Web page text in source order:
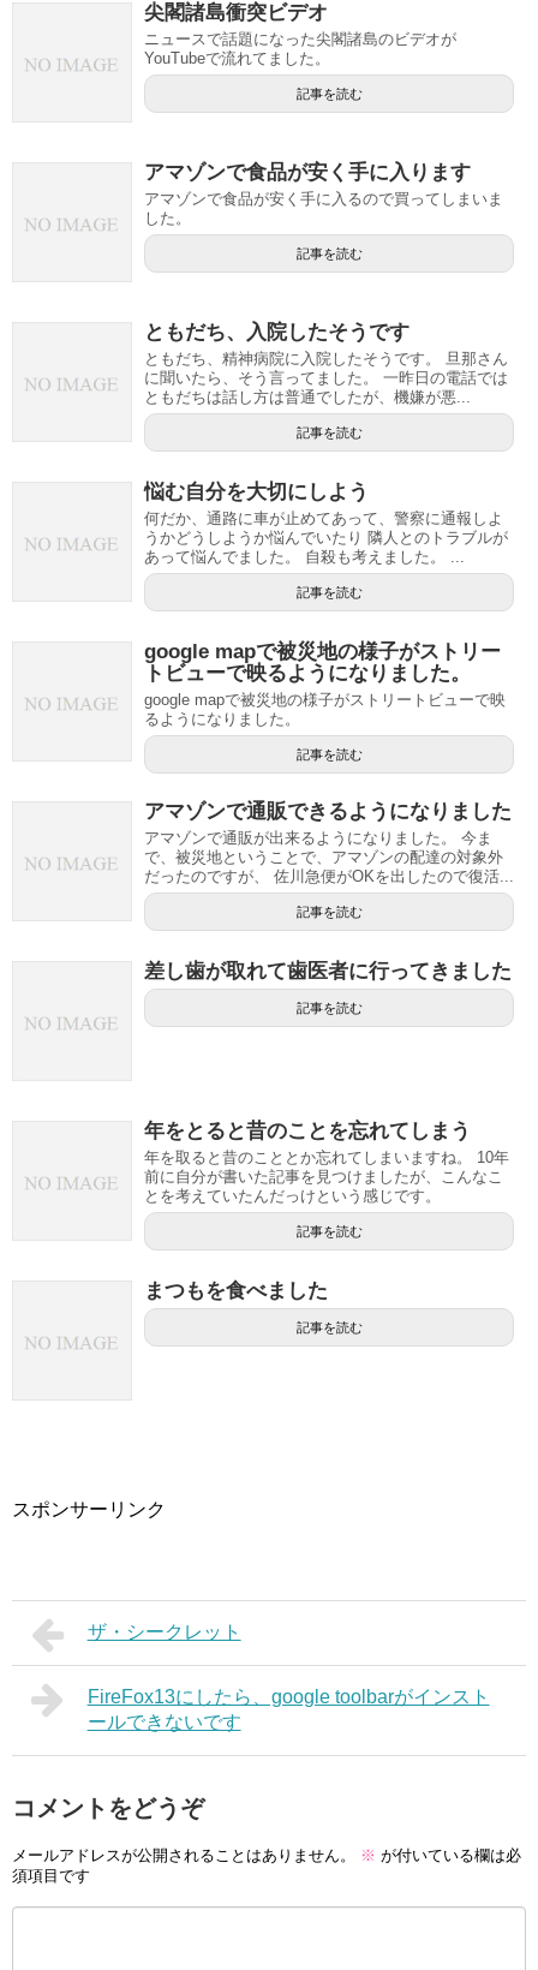
尖閣諸島衝突ビデオ
ニュースで話題になった尖閣諸島のビデオが
YouTubeで流れてました。
記事を読む
アマゾンで食品が安く手に入ります
アマゾンで食品が安く手に入るので買ってしまいま
した。
記事を読む
ともだち、入院したそうです
ともだち、精神病院に入院したそうです。 旦那さん
に聞いたら、そう言ってました。 一昨日の電話では
ともだちは話し方は普通でしたが、機嫌が悪...
記事を読む
悩む自分を大切にしよう
何だか、通路に車が止めてあって、警察に通報しよ
うかどうしようか悩んでいたり 隣人とのトラブルが
あって悩んでました。 自殺も考えました。 ...
記事を読む
google mapで被災地の様子がストリー
トビューで映るようになりました。
google mapで被災地の様子がストリートビューで映
るようになりました。
記事を読む
アマゾンで通販できるようになりました
アマゾンで通販が出来るようになりました。 今ま
で、被災地ということで、アマゾンの配達の対象外
だったのですが、 佐川急便がOKを出したので復活...
記事を読む
差し歯が取れて歯医者に行ってきました
記事を読む
年をとると昔のことを忘れてしまう
年を取ると昔のこととか忘れてしまいますね。 10年
前に自分が書いた記事を見つけましたが、こんなこ
とを考えていたんだっけという感じです。
記事を読む
まつもを食べました
記事を読む
スポンサーリンク
ザ・シークレット
FireFox13にしたら、google toolbarがインスト
ールできないです
コメントをどうぞ
メールアドレスが公開されることはありません。 ※ が付いている欄は必
須項目です